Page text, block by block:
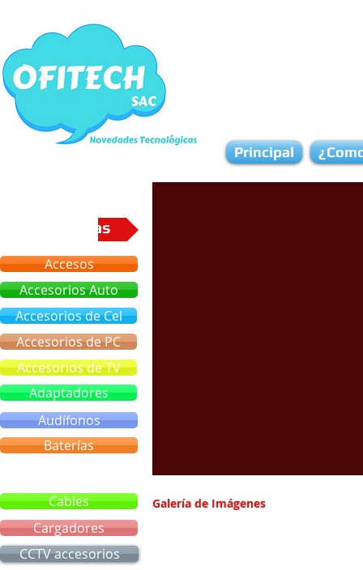
Galería de Imágenes
Categorias
Accesorios de PC
Accesorios de TV
Audífonos
Cables
Adaptadores
Accesorios de Cel
Baterías
Cargadores
Accesorios Auto
Accesos
Principal
CCTV accesorios